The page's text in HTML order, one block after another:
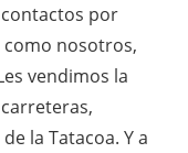
por
nosotros,
vendimos la
la Tatacoa. Y a